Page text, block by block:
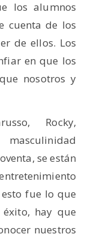
los alumnos
cuenta de los
de ellos. Los
en que los
nosotros y
Rocky,
se están
fue lo que
hay que
nuestros